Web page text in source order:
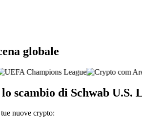
globale
lo scambio di Schwab
nuove crypto: